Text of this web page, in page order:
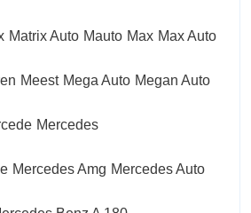
Matrix Auto Mauto Max Max Auto
Meest Mega Auto Megan Auto
Mercedes
Mercedes Amg Mercedes Auto